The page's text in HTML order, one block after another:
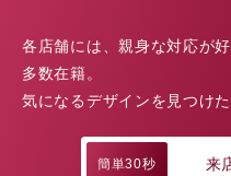
各店舗には、親身な対応が
多数在籍。
気になるデザインを見つけ
簡単30秒 来